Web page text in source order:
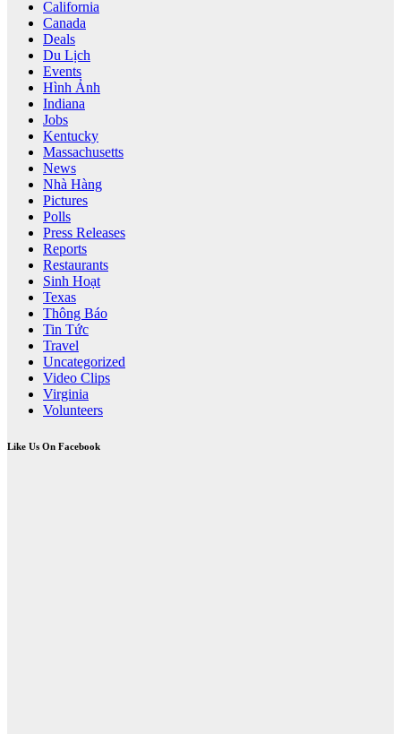
California
Canada
Deals
Du Lịch
Events
Hình Ảnh
Indiana
Jobs
Kentucky
Massachusetts
News
Nhà Hàng
Pictures
Polls
Press Releases
Reports
Restaurants
Sinh Hoạt
Texas
Thông Báo
Tin Tức
Travel
Uncategorized
Video Clips
Virginia
Volunteers
Like Us On Facebook